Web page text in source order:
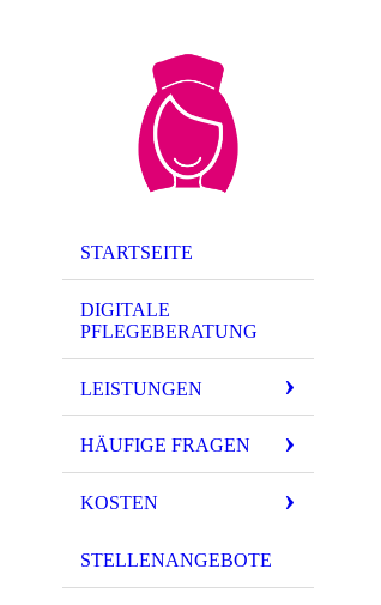
STARTSEITE
DIGITALE
PFLEGEBERATUNG
LEISTUNGEN
HÄUFIGE FRAGEN
KOSTEN
STELLENANGEBOTE